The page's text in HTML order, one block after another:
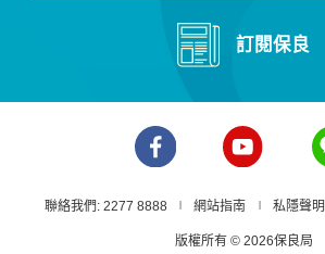
訂閱保良
聯絡我們: 2277 8888 網站指南 私隱聲明
版權所有 © 2026保良局